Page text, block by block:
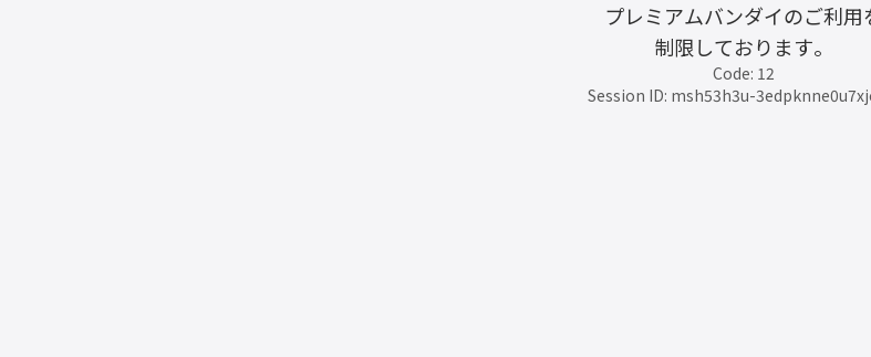
プレミアムバンダイのご利用
制限しております。
Code: 12
Session ID: msh53h3u-